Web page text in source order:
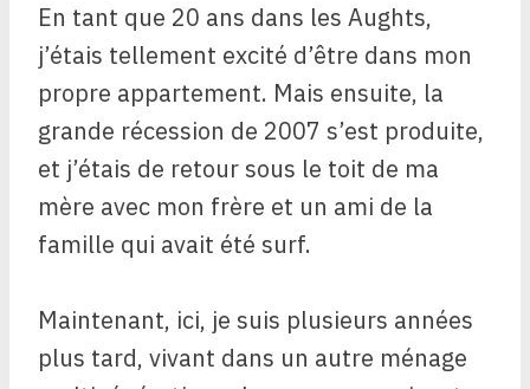
En tant que 20 ans dans les Aughts,
j’étais tellement excité d’être dans mon
propre appartement. Mais ensuite, la
grande récession de 2007 s’est produite,
et j’étais de retour sous le toit de ma
mère avec mon frère et un ami de la
famille qui avait été surf.
Maintenant, ici, je suis plusieurs années
plus tard, vivant dans un autre ménage